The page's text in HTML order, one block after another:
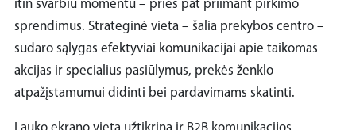
itin svarbiu momentu – prieš pat priimant pirkimo
sprendimus. Strateginė vieta – šalia prekybos centro –
sudaro sąlygas efektyviai komunikacijai apie taikomas
akcijas ir specialius pasiūlymus, prekės ženklo
atpažįstamumui didinti bei pardavimams skatinti.